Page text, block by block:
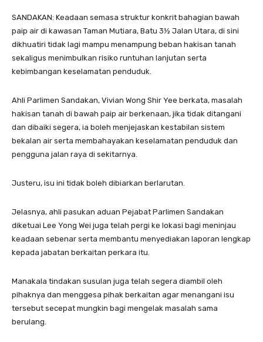
SANDAKAN: Keadaan semasa struktur konkrit bahagian bawah
paip air di kawasan Taman Mutiara, Batu 3½ Jalan Utara, di sini
dikhuatiri tidak lagi mampu menampung beban hakisan tanah
sekaligus menimbulkan risiko runtuhan lanjutan serta
kebimbangan keselamatan penduduk.
Ahli Parlimen Sandakan, Vivian Wong Shir Yee berkata, masalah
hakisan tanah di bawah paip air berkenaan, jika tidak ditangani
dan dibaiki segera, ia boleh menjejaskan kestabilan sistem
bekalan air serta membahayakan keselamatan penduduk dan
pengguna jalan raya di sekitarnya.
Justeru, isu ini tidak boleh dibiarkan berlarutan.
Jelasnya, ahli pasukan aduan Pejabat Parlimen Sandakan
diketuai Lee Yong Wei juga telah pergi ke lokasi bagi meninjau
keadaan sebenar serta membantu menyediakan laporan lengkap
kepada jabatan berkaitan perkara itu.
Manakala tindakan susulan juga telah segera diambil oleh
pihaknya dan menggesa pihak berkaitan agar menangani isu
tersebut secepat mungkin bagi mengelak masalah sama
berulang.